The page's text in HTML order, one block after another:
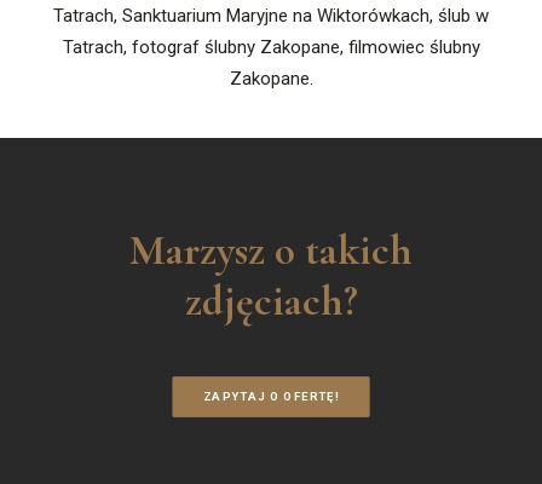
Tatrach, Sanktuarium Maryjne na Wiktorówkach, ślub w
Tatrach, fotograf ślubny Zakopane, filmowiec ślubny
Zakopane.
Marzysz o takich
zdjęciach?
ZAPYTAJ O OFERTĘ!